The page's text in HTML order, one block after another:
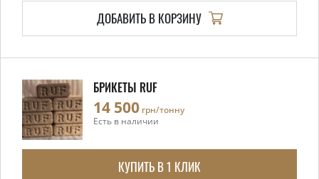
ДОБАВИТЬ В КОРЗИНУ
БРИКЕТЫ RUF
14 500 грн/тонну
Есть в наличии
КУПИТЬ В 1 КЛИК